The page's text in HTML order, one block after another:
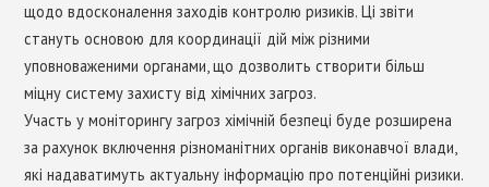
щодо вдосконалення заходів контролю ризиків. Ці звіти
стануть основою для координації дій між різними
уповноваженими органами, що дозволить створити більш
міцну систему захисту від хімічних загроз.
Участь у моніторингу загроз хімічній безпеці буде розширена
за рахунок включення різноманітних органів виконавчої влади,
які надаватимуть актуальну інформацію про потенційні ризики.